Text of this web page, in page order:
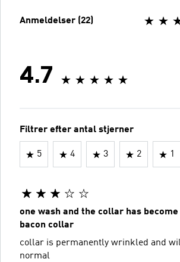
Anmeldelser (22)
4.7
Filtrer efter antal stjerner
5 4 3 2 1
one wash and the collar has become
bacon collar
collar is permanently wrinkled and
normal